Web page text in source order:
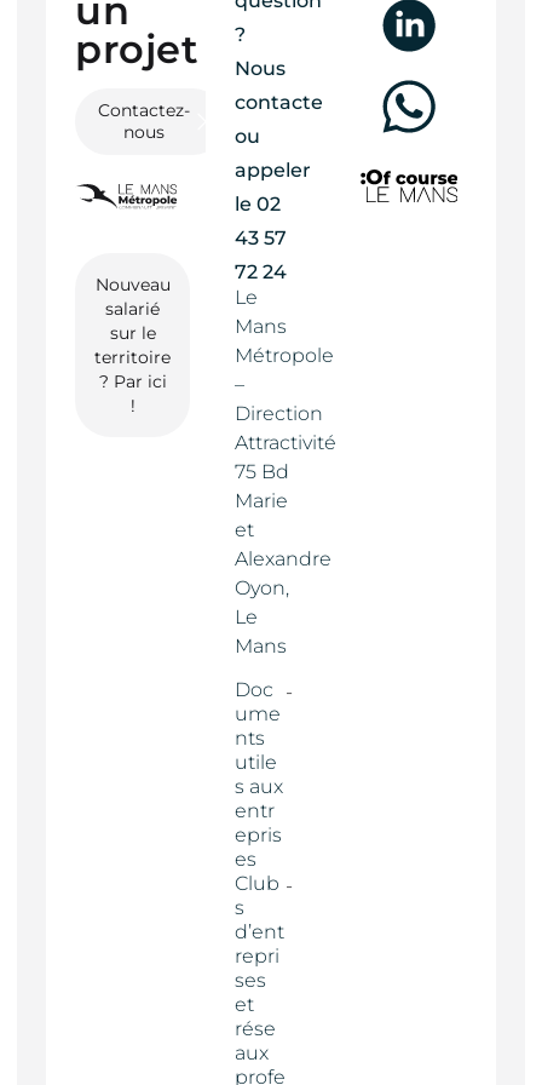
un
projet ?
Contactez-
nous
Nouveau
salarié
sur le
territoire
? Par ici
!
?
Nous
contacter
ou
appeler
le02
43 57
72 24
Le
Mans
Métropole
–
Direction
Attractivité
75 Bd
Marie
et
Alexandre
Oyon,
Le
Mans
Doc
ume
nts
utile
s aux
entr
epris
es
Club
s
d’ent
repri
ses
et
rése
aux
profe